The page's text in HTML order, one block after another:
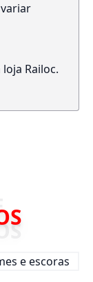
Railoc.